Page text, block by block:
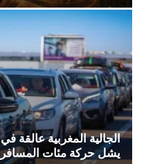
الجالية المغربية عالقة
يشل حركة مئات